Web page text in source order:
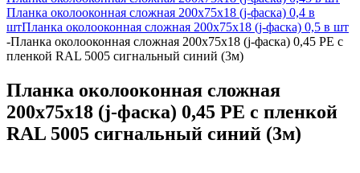
Планка околооконная сложная 200х75х18 (j-фаска) 0,4 в
штПланка околооконная сложная 200х75х18 (j-фаска) 0,5 в шт
-Планка околооконная сложная 200х75х18 (j-фаска) 0,45 PE с
пленкой RAL 5005 сигнальный синий (3м)
Планка околооконная сложная
200х75х18 (j-фаска) 0,45 PE с пленкой
RAL 5005 сигнальный синий (3м)